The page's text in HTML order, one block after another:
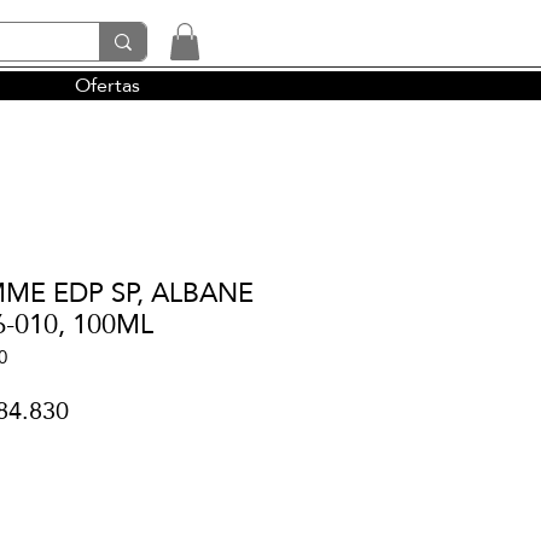
y la perfumería árabe
Ofertas
EDP SP, ALBANE
010, 100ML
Precio